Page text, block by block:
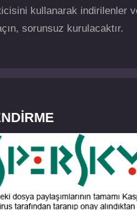
kullanarak indirilenler
sorunsuz kurulacaktır.